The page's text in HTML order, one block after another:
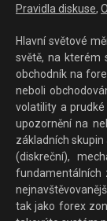
Pravidla diskuse,
Hlavní světové
světě, na kterém
obchodník na
neboli
volatility a
upozornění na
základních
(diskreční),
fundamentálních
tak jako forex